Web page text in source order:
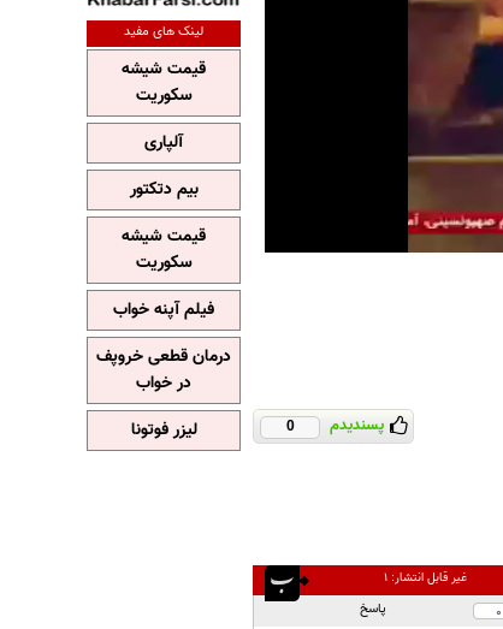
پسندیدم 0
غیر قابل انتشار:۱
0 پاسخ
لینک های مفید
قیمت شیشه
سکوریت
آلپاری
بیم دتکتور
قیمت شیشه
سکوریت
فیلم آپنه خواب
درمان قطعی خروپف
در خواب
لیزر فوتونا